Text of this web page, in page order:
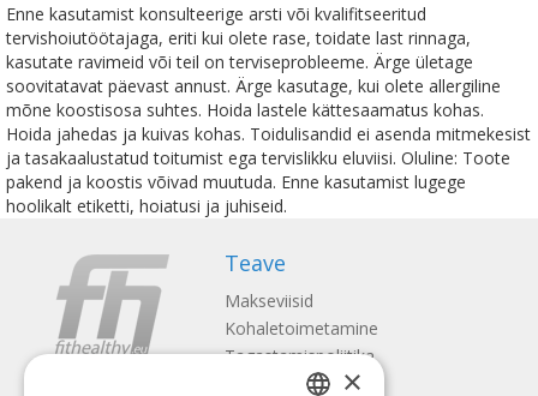
Enne kasutamist konsulteerige arsti või kvalifitseeritud
tervishoiutöötajaga, eriti kui olete rase, toidate last rinnaga,
kasutate ravimeid või teil on terviseprobleeme. Ärge ületage
soovitatavat päevast annust. Ärge kasutage, kui olete allergiline
mõne koostisosa suhtes. Hoida lastele kättesaamatus kohas.
Hoida jahedas ja kuivas kohas. Toidulisandid ei asenda mitmekesist
ja tasakaalustatud toitumist ega tervislikku eluviisi. Oluline: Toote
pakend ja koostis võivad muutuda. Enne kasutamist lugege
hoolikalt etiketti, hoiatusi ja juhiseid.
Teave
Makseviisid
Kohaletoimetamine
Tagastamispoliitika
×